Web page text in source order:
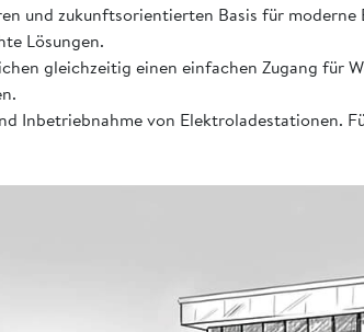
und zukunftsorientierten Basis für moderne
Lösungen.
gleichzeitig einen einfachen Zugang für
Inbetriebnahme von Elektroladestationen.